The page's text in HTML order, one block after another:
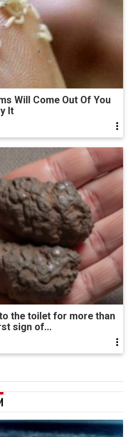
Will Come Out Of You
It
the toilet for more than
sign of...